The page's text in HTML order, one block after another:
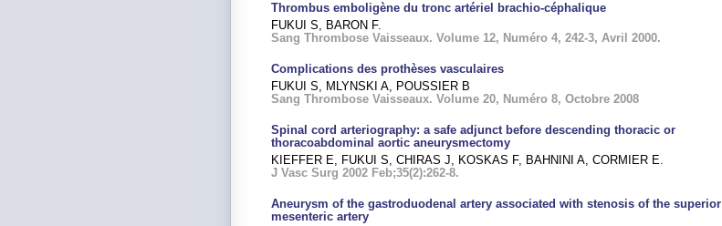
Thrombus emboligène du tronc artériel brachio-céphalique
FUKUI S, BARON F.
Sang Thrombose Vaisseaux. Volume 12, Numéro 4, 242-3, Avril 2000.
Complications des prothèses vasculaires
FUKUI S, MLYNSKI A, POUSSIER B
Sang Thrombose Vaisseaux. Volume 20, Numéro 8, Octobre 2008
Spinal cord arteriography: a safe adjunct before descending thoracic or
thoracoabdominal aortic aneurysmectomy
KIEFFER E, FUKUI S, CHIRAS J, KOSKAS F, BAHNINI A, CORMIER E.
J Vasc Surg 2002 Feb;35(2):262-8.
Aneurysm of the gastroduodenal artery associated with stenosis of the superior
mesenteric artery